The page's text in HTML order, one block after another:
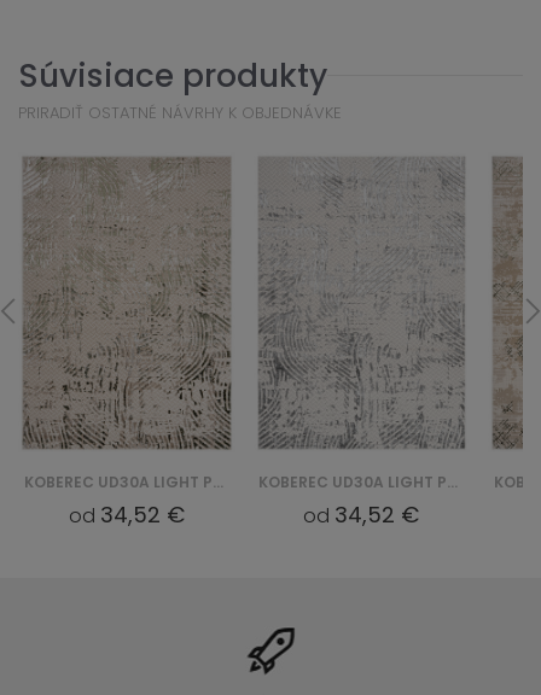
Súvisiace produkty
PRIRADIŤ OSTATNÉ NÁVRHY K OBJEDNÁVKE
KOBEREC UD30A LIGHT PARMA YDD - ZIELONY
od 34,52 €
KOBEREC UD30A LIGHT PARMA YDC - SZARY
od 34,52 €